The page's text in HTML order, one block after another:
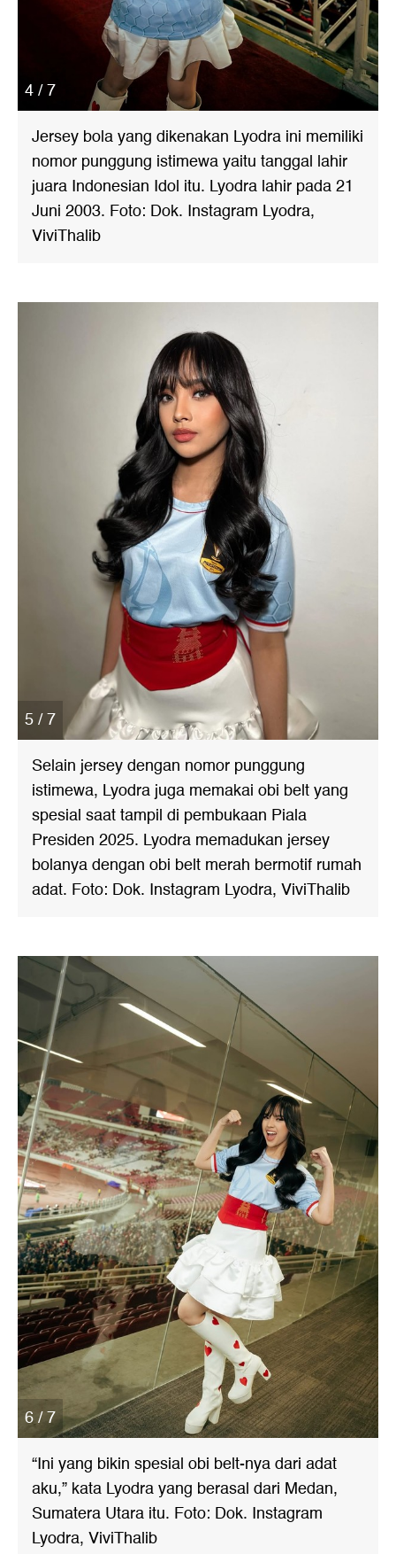
4 / 7
Jersey bola yang dikenakan Lyodra ini memiliki
nomor punggung istimewa yaitu tanggal lahir
juara Indonesian Idol itu. Lyodra lahir pada 21
Juni 2003. Foto: Dok. Instagram Lyodra,
ViviThalib
5 / 7
Selain jersey dengan nomor punggung
istimewa, Lyodra juga memakai obi belt yang
spesial saat tampil di pembukaan Piala
Presiden 2025. Lyodra memadukan jersey
bolanya dengan obi belt merah bermotif rumah
adat. Foto: Dok. Instagram Lyodra, ViviThalib
6 / 7
“Ini yang bikin spesial obi belt-nya dari adat
aku,” kata Lyodra yang berasal dari Medan,
Sumatera Utara itu. Foto: Dok. Instagram
Lyodra, ViviThalib